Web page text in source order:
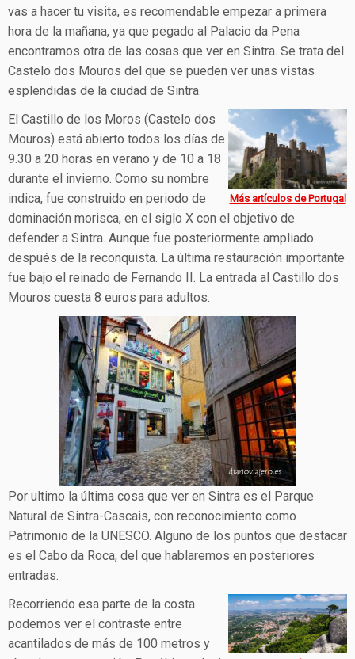
vas a hacer tu visita, es recomendable empezar a primera
hora de la mañana, ya que pegado al Palacio da Pena
encontramos otra de las cosas que ver en Sintra. Se trata del
Castelo dos Mouros del que se pueden ver unas vistas
esplendidas de la ciudad de Sintra.
Más artículos de Portugal
El Castillo de los Moros (Castelo dos
Mouros) está abierto todos los días de
9.30 a 20 horas en verano y de 10 a 18
durante el invierno. Como su nombre
indica, fue construido en periodo de
dominación morisca, en el siglo X con el objetivo de
defender a Sintra. Aunque fue posteriormente ampliado
después de la reconquista. La última restauración importante
fue bajo el reinado de Fernando II. La entrada al Castillo dos
Mouros cuesta 8 euros para adultos.
Por ultimo la última cosa que ver en Sintra es el Parque
Natural de Sintra-Cascais, con reconocimiento como
Patrimonio de la UNESCO. Alguno de los puntos que destacar
es el Cabo da Roca, del que hablaremos en posteriores
entradas.
Recorriendo esa parte de la costa
podemos ver el contraste entre
acantilados de más de 100 metros y